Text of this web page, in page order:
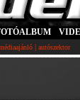
| autószektor